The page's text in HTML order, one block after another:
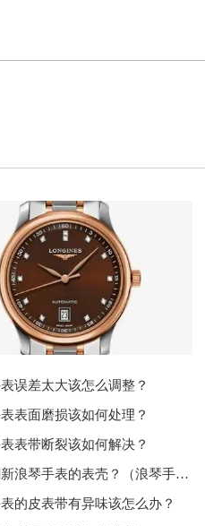
误差太大该怎么调整？
表面磨损该如何处理？
表带断裂该如何解决？
· 如何翻新浪琴手表的表壳？（浪琴手表表壳的翻新方法）
的皮表带有异味该怎么办？